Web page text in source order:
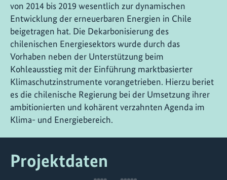
von 2014 bis 2019 wesentlich zur dynamischen
Entwicklung der erneuerbaren Energien in Chile
beigetragen hat. Die Dekarbonisierung des
chilenischen Energiesektors wurde durch das
Vorhaben neben der Unterstützung beim
Kohleausstieg mit der Einführung marktbasierter
Klimaschutzinstrumente vorangetrieben. Hierzu beriet
es die chilenische Regierung bei der Umsetzung ihrer
ambitionierten und kohärent verzahnten Agenda im
Klima- und Energiebereich.
Projektdaten